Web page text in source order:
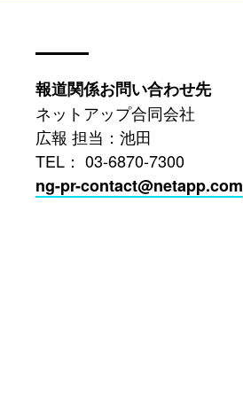
報道関係お問い合わせ先
ネットアップ合同会社
広報 担当：池田
TEL： 03-6870-7300
ng-pr-contact@netapp.com